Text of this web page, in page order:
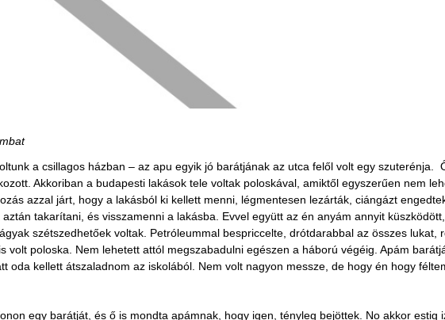
a csillagos házban – az apu egyik jó barátjának az utca felől volt egy szuterénja.
Akkoriban a budapesti lakások tele voltak poloskával, amiktől egyszerűen nem
azzal járt, hogy a lakásból ki kellett menni, légmentesen lezárták, ciángázt
takarítani, és visszamenni a lakásba. Evvel együtt az én anyám annyit
szétszedhetőek voltak. Petróleummal bespriccelte, drótdarabbal az összes lukat,
volt poloska. Nem lehetett attól megszabadulni egészen a háború végéig. Apám
oda kellett átszaladnom az iskolából. Nem volt nagyon messze, de hogy én hogy
egy barátját, és ő is mondta apámnak, hogy igen, tényleg bejöttek. No akkor estig